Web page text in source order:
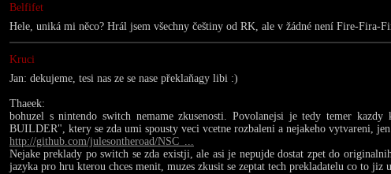
Belfifet
Hele, uniká mi něco? Hrál jsem všechny češtiny od RK, ale v žádné není Fire-Fira-
Kruci
Jan: dekujeme, tesi nas ze se nase překlaňagy libi :)
Thaeek:
bohuzel s nintendo switch nemame zkusenosti. Povolanejsi je tedy temer
BUILDER", ktery se zda umi spousty veci vcetne rozbaleni a nejakeho vytvareni,
http://github.com/julesontheroad/NSC_...
Nejake preklady po switch se zda existji, ale asi je nepujde dostat zpet do
jazyka pro hru kterou chces menit, muzes zkusit se zeptat tech prekladatelu co to jiz